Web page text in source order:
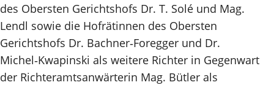
des Obersten Gerichtshofs Dr. T. Solé und Mag.
Lendl sowie die Hofrätinnen des Obersten
Gerichtshofs Dr. Bachner‑Foregger und Dr.
Michel‑Kwapinski als weitere Richter in Gegenwart
der Richteramtsanwärterin Mag. Bütler als